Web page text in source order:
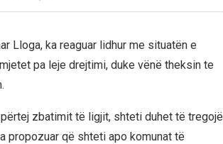
Lloga, ka reaguar lidhur me situatën e
pa leje drejtimi, duke vënë theksin te
zbatimit të ligjit, shteti duhet të tregojë
propozuar që shteti apo komunat të